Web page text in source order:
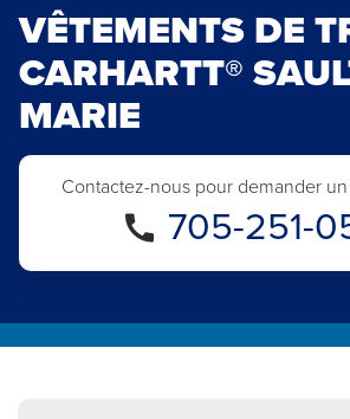
VÊTEMENTS DE
CARHARTT®
MARIE
Contactez-nous pour demander
705-251-